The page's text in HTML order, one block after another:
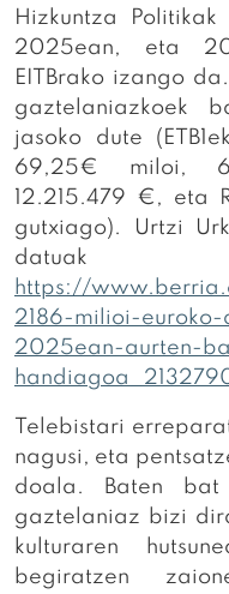
Hizkuntza
2025ean, eta
EITBrako izango
gaztelaniazkoek
jasoko dute
69,25€ miloi,
12.215.479 €, eta
gutxiago). Urtzi
https://
2186-milioi-
2025ean-aurten-
Telebistari
nagusi, eta
doala. Baten bat
gaztelaniaz bizi
kulturaren
begiratzen